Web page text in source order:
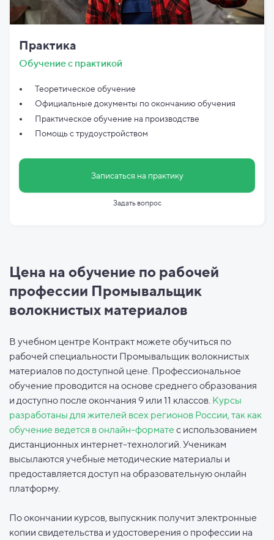
Практика
Обучение с практикой
Теоретическое обучение
Официальные документы поокончанию обучения
Практическое обучение на производстве
Помощь с трудоустройством
Записаться на практику
Задать вопрос
Цена на обучение по рабочей
профессии Промывальщик
волокнистых материалов
В учебном центре Контракт можете обучиться по
рабочей специальности Промывальщик волокнистых
материалов по доступной цене. Профессиональное
обучение проводится на основе среднего образования
и доступно после окончания 9 или 11 классов. Курсы
разработаны для жителей всех регионов России, так как
обучение ведется в онлайн-формате с использованием
дистанционных интернет-технологий. Ученикам
высылаются учебные методические материалы и
предоставляется доступ на образовательную онлайн
платформу.
По окончании курсов, выпускник получит электронные
копии свидетельства и удостоверения о профессии на